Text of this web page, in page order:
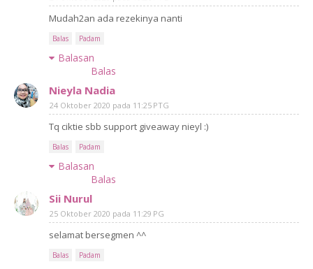
Mudah2an ada rezekinya nanti
Balas Padam
Balasan
Balas
Nieyla Nadia
24 Oktober 2020 pada 11:25 PTG
Tq ciktie sbb support giveaway nieyl :)
Balas Padam
Balasan
Balas
Sii Nurul
25 Oktober 2020 pada 11:29 PG
selamat bersegmen ^^
Balas Padam